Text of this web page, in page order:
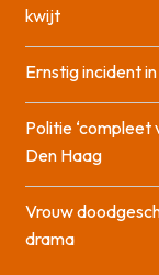
kwijt
Ernstig incident
Politie ‘compleet
Den Haag
Vrouw
drama